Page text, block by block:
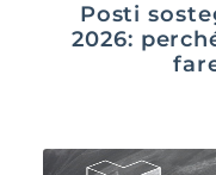
Posti
2026: